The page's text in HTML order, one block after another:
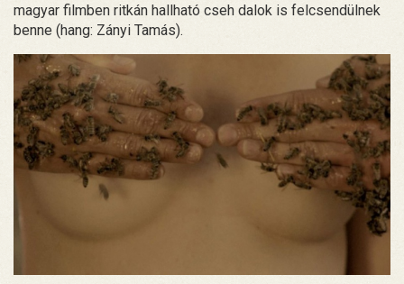
magyar filmben ritkán hallható cseh dalok is felcsendülnek
benne (hang: Zányi Tamás).